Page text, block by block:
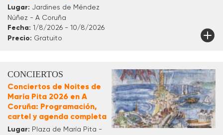
Lugar: Jardines de Méndez
Núñez - A Coruña
Fecha: 1/8/2026 - 10/8/2026
Precio: Gratuito
CONCIERTOS
Conciertos de Noites de
María Pita 2026 en A
Coruña: Programación,
cartel y agenda completa
Lugar: Plaza de María Pita -